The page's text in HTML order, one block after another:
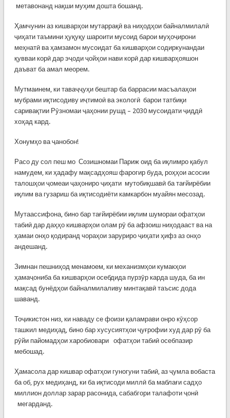
метавонанд нақши муҳим дошта бошанд.
Ҳамчунин аз кишварҳои мутаррақӣ ва ниҳодҳои байналмилалӣ
ҷиҳати таъмини ҳуқуқу шароити мусоид барои муҳоҷирони
меҳнатӣ ва ҳамзамон мусоидат ба кишварҳои содиркунандаи
қувваи корӣ дар эҷоди ҷойҳои нави корӣ дар кишварҳояшон
даъват ба амал меорем.
Мутмаинем, ки таваҷҷуҳи бештар ба баррасии масъалаҳои
мубрами иқтисодиву иҷтимоӣ ва экологӣ барои татбиқи
саривақтии Рӯзномаи ҷаҳонии рушд – 2030 мусоидати ҷиддӣ
хоҳад кард.
Хонумҳо ва ҷанобон!
Расо ду сол пеш мо Созишномаи Париж оид ба иқлимро қабул
намудем, ки ҳадафу мақсадҳояш фарогир буда, роҳҳои асосии
талошҳои ҷомеаи ҷаҳониро ҷиҳати мутобиқшавӣ ба тағйирёбии
иқлим ва гузариш ба иқтисодиёти камкарбон муайян месозад.
Мутаассифона, бино бар тағйирёбии иқлим шумораи офатҳои
табиӣ дар даҳҳо кишварҳои олам рӯ ба афзоиш ниҳодааст ва на
ҳамаи онҳо қодиранд чораҳои заруриро ҷиҳати ҳифз аз онҳо
андешанд.
Зимнан пешниҳод менамоем, ки механизмҳои кумакҳои
ҳамаҷониба ба кишварҳои осебдида пурзӯр карда шуда, ба ин
мақсад бунёдҳои байналмилаливу минтақавӣ таъсис дода
шаванд.
Тоҷикистон низ, ки наваду се фоизи қаламрави онро кӯҳсор
ташкил медиҳад, бино бар хусусиятҳои ҷуғрофии худ дар рӯ ба
рӯйи пайомадҳои харобиовари офатҳои табиӣ осебпазир
мебошад.
Ҳамасола дар кишвар офатҳои гуногуни табиӣ, аз ҷумла вобаста
ба об, рух медиҳанд, ки ба иқтисоди миллӣ ба маблағи садҳо
миллион доллар зарар расонида, сабабгори талафоти ҷонӣ
мегарданд.